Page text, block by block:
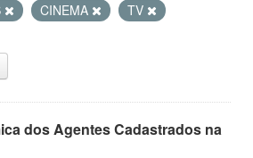
CINEMA
TV
dos Agentes Cadastrados na